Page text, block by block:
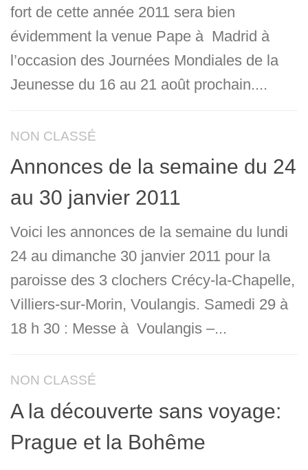
fort de cette année 2011 sera bien
évidemment la venue Pape à Madrid à
l’occasion des Journées Mondiales de la
Jeunesse du 16 au 21 août prochain....
NON CLASSÉ
Annonces de la semaine du 24
au 30 janvier 2011
Voici les annonces de la semaine du lundi
24 au dimanche 30 janvier 2011 pour la
paroisse des 3 clochers Crécy-la-Chapelle,
Villiers-sur-Morin, Voulangis. Samedi 29 à
18 h 30 : Messe à Voulangis –...
NON CLASSÉ
A la découverte sans voyage:
Prague et la Bohême